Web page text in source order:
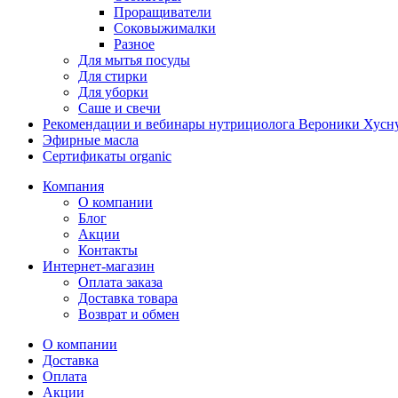
Проращиватели
Соковыжималки
Разное
Для мытья посуды
Для стирки
Для уборки
Саше и свечи
Рекомендации и вебинары нутрициолога Вероники
Эфирные масла
Сертификаты organic
Компания
О компании
Блог
Акции
Контакты
Интернет-магазин
Оплата заказа
Доставка товара
Возврат и обмен
О компании
Доставка
Оплата
Акции